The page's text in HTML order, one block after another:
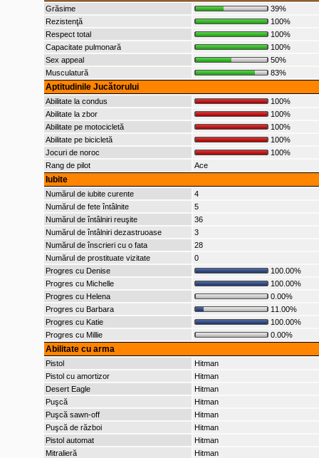
Grăsime
39%
Rezistenţă
100%
Respect total
100%
Capacitate pulmonară
100%
Sex appeal
50%
Musculatură
83%
Aptitudinile Jucătorului
Abilitate la condus
100%
Abilitate la zbor
100%
Abilitate pe motocicletă
100%
Abilitate pe bicicletă
100%
Jocuri de noroc
100%
Rang de pilot
Ace
Iubite
Numărul de iubite curente
4
Numărul de fete întâlnite
5
Numărul de întâlniri reuşite
36
Numărul de întâlniri dezastruoase
3
Numărul de înscrieri cu o fata
28
Numărul de prostituate vizitate
0
Progres cu Denise
100.00%
Progres cu Michelle
100.00%
Progres cu Helena
0.00%
Progres cu Barbara
11.00%
Progres cu Katie
100.00%
Progres cu Millie
0.00%
Abilitate cu arma
Pistol
Hitman
Pistol cu amortizor
Hitman
Desert Eagle
Hitman
Puşcă
Hitman
Puşcă sawn-off
Hitman
Puşcă de război
Hitman
Pistol automat
Hitman
Mitralieră
Hitman